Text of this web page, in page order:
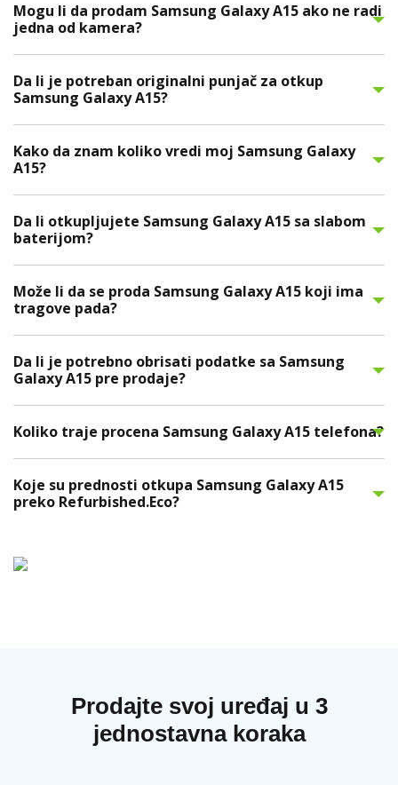
Mogu li da prodam Samsung Galaxy A15 ako ne radi
jedna od kamera?
Da li je potreban originalni punjač za otkup
Samsung Galaxy A15?
Kako da znam koliko vredi moj Samsung Galaxy
A15?
Da li otkupljujete Samsung Galaxy A15 sa slabom
baterijom?
Može li da se proda Samsung Galaxy A15 koji ima
tragove pada?
Da li je potrebno obrisati podatke sa Samsung
Galaxy A15 pre prodaje?
Koliko traje procena Samsung Galaxy A15 telefona?
Koje su prednosti otkupa Samsung Galaxy A15
preko Refurbished.Eco?
Prodajte svoj uređaj u 3
jednostavna koraka